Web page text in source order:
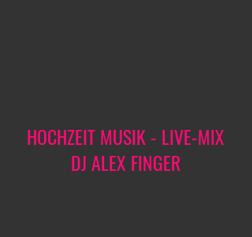
HOCHZEIT MUSIK - LIVE-MIX
DJ ALEX FINGER